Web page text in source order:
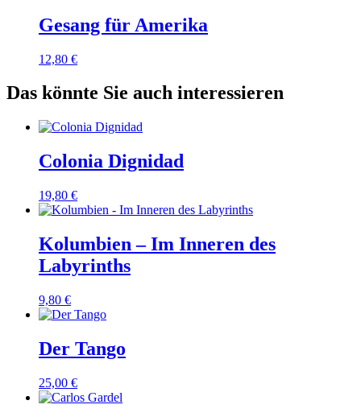
Gesang für Amerika
12,80 €
Das könnte Sie auch interessieren
Colonia Dignidad
19,80 €
Kolumbien – Im Inneren des
Labyrinths
9,80 €
Der Tango
25,00 €